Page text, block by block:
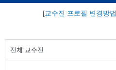
[교수진 프로필 변경방법
전체 교수진